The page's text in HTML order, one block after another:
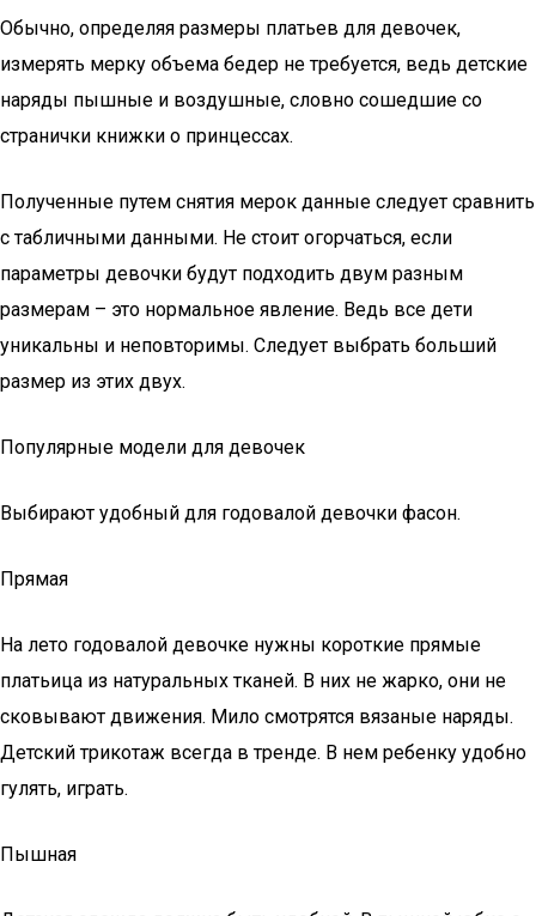
Обычно, определяя размеры платьев для девочек,
измерять мерку объема бедер не требуется, ведь детские
наряды пышные и воздушные, словно сошедшие со
странички книжки о принцессах.
Полученные путем снятия мерок данные следует сравнить
с табличными данными. Не стоит огорчаться, если
параметры девочки будут подходить двум разным
размерам – это нормальное явление. Ведь все дети
уникальны и неповторимы. Следует выбрать больший
размер из этих двух.
Популярные модели для девочек
Выбирают удобный для годовалой девочки фасон.
Прямая
На лето годовалой девочке нужны короткие прямые
платьица из натуральных тканей. В них не жарко, они не
сковывают движения. Мило смотрятся вязаные наряды.
Детский трикотаж всегда в тренде. В нем ребенку удобно
гулять, играть.
Пышная